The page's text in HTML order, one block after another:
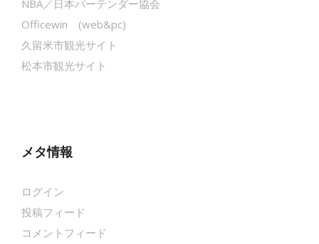
NBA／日本バーテンダー協会
Officewin (web&pc)
久留米市観光サイト
松本市観光サイト
メタ情報
ログイン
投稿フィード
コメントフィード